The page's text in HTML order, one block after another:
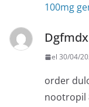
100mg
Dgfmdx
el 30/04/
order
nootropil